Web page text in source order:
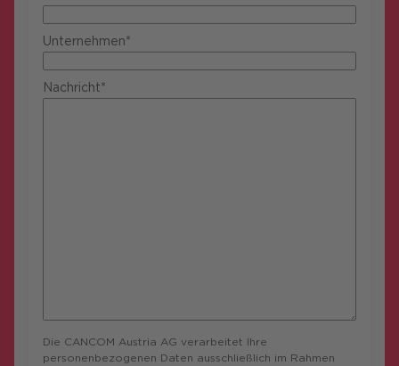
Unternehmen*
Nachricht*
Die CANCOM Austria AG verarbeitet Ihre
personenbezogenen Daten ausschließlich im Rahmen